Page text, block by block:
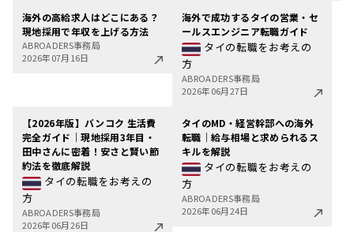
海外の高給求人はどこにある？
現地採用で年収を上げる方法
ABROADERS事務局
2026年07月16日
海外で成功するタイの営業・セ
ールスエンジニア転職ガイド
タイの転職をお考えの
方
ABROADERS事務局
2026年06月27日
【2026年版】バンコク 生活費
完全ガイド｜現地採用3年目・
田中さんに密着！安さと賢い節
約法を徹底解説
タイの転職をお考えの
方
ABROADERS事務局
2026年06月26日
タイのMD・経営幹部への海外
転職｜給与相場と求められるス
キルを解説
タイの転職をお考えの
方
ABROADERS事務局
2026年06月24日